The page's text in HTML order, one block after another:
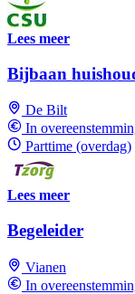
Lees meer
Bijbaan
De Bilt
In
Parttime (overdag)
Lees meer
Begeleider
Vianen
In